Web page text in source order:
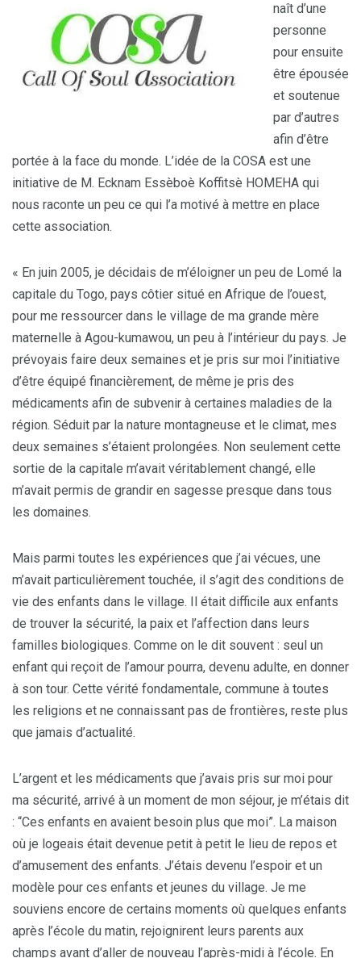
naît d’une
personne
pour ensuite
être épousée
et soutenue
par d’autres
afin d’être
portée à la face du monde. L’idée de la COSA est une
initiative de M. Ecknam Essèboè Koffitsè HOMEHA qui
nous raconte un peu ce qui l’a motivé à mettre en place
cette association.
« En juin 2005, je décidais de m’éloigner un peu de Lomé la
capitale du Togo, pays côtier situé en Afrique de l’ouest,
pour me ressourcer dans le village de ma grande mère
maternelle à Agou-kumawou, un peu à l’intérieur du pays. Je
prévoyais faire deux semaines et je pris sur moi l’initiative
d’être équipé financièrement, de même je pris des
médicaments afin de subvenir à certaines maladies de la
région. Séduit par la nature montagneuse et le climat, mes
deux semaines s’étaient prolongées. Non seulement cette
sortie de la capitale m’avait véritablement changé, elle
m’avait permis de grandir en sagesse presque dans tous
les domaines.
Mais parmi toutes les expériences que j’ai vécues, une
m’avait particulièrement touchée, il s’agit des conditions de
vie des enfants dans le village. Il était difficile aux enfants
de trouver la sécurité, la paix et l’affection dans leurs
familles biologiques. Comme on le dit souvent : seul un
enfant qui reçoit de l’amour pourra, devenu adulte, en donner
à son tour. Cette vérité fondamentale, commune à toutes
les religions et ne connaissant pas de frontières, reste plus
que jamais d’actualité.
L’argent et les médicaments que j’avais pris sur moi pour
ma sécurité, arrivé à un moment de mon séjour, je m’étais dit
: “Ces enfants en avaient besoin plus que moi”. La maison
où je logeais était devenue petit à petit le lieu de repos et
d’amusement des enfants. J’étais devenu l’espoir et un
modèle pour ces enfants et jeunes du village. Je me
souviens encore de certains moments où quelques enfants
après l’école du matin, rejoignirent leurs parents aux
champs avant d’aller de nouveau l’après-midi à l’école. En